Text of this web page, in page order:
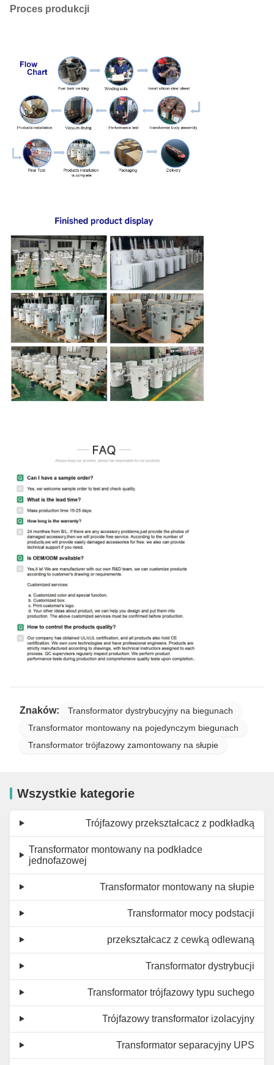
Proces produkcji
Znaków:
Transformator dystrybucyjny na biegunach
Transformator montowany na pojedynczym biegunach
Transformator trójfazowy zamontowany na słupie
Wszystkie kategorie
Trójfazowy przekształcacz z podkładką
Transformator montowany na podkładce
jednofazowej
Transformator montowany na słupie
Transformator mocy podstacji
przekształcacz z cewką odlewaną
Transformator dystrybucji
Transformator trójfazowy typu suchego
Trójfazowy transformator izolacyjny
Transformator separacyjny UPS